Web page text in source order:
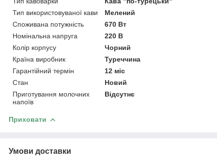
Тип використовуваної кави
Мелений
Споживана потужність
670 Вт
Номінальна напруга
220 В
Колір корпусу
Чорний
Країна виробник
Туреччина
Гарантійний термін
12 міс
Стан
Новий
Приготування молочних
напоїв
Відсутнє
Приховати
Умови доставки